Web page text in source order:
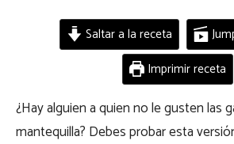
Saltar a la receta
Imprimir receta
¿Hay alguien a quien no le gusten las
mantequilla? Debes probar esta